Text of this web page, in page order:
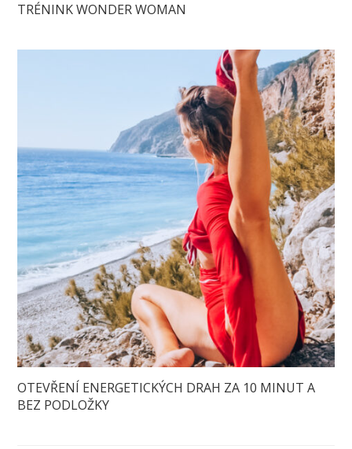
TRÉNINK WONDER WOMAN
OTEVŘENÍ ENERGETICKÝCH DRAH ZA 10 MINUT A
BEZ PODLOŽKY